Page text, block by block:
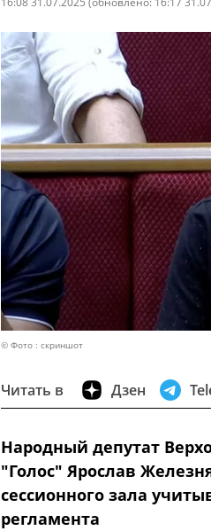
© Фото : скриншот
Читать в Дзен
Народный депутат
"Голос" Ярослав
сессионного зала
регламента